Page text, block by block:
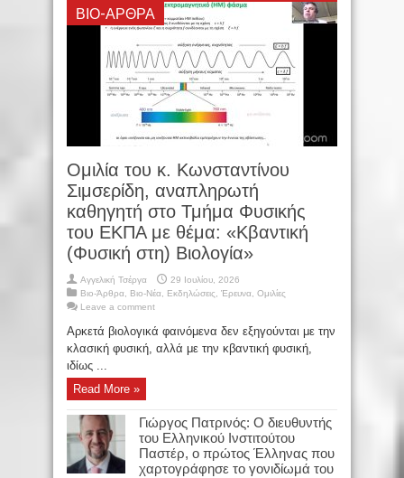
ΒΙΟ-ΆΡΘΡΑ
Oμιλία του κ. Κωνσταντίνου
Σιμσερίδη, αναπληρωτή
καθηγητή στο Τμήμα Φυσικής
του ΕΚΠΑ με θέμα: «Κβαντική
(Φυσική στη) Βιολογία»
Αγγελική Τσέργα
29 Ιουλίου, 2026
Βιο-Άρθρα
Βιο-Νέα Εκδηλώσεις Έρευνα Ομιλίες
Leave a comment
Αρκετά βιολογικά φαινόμενα δεν εξηγούνται με την
κλασική φυσική, αλλά με την κβαντική φυσική,
ιδίως ...
Read More »
Γιώργος Πατρινός: Ο διευθυντής
του Ελληνικού Ινστιτούτου
Παστέρ, ο πρώτος Έλληνας που
χαρτογράφησε το γονιδίωμά του